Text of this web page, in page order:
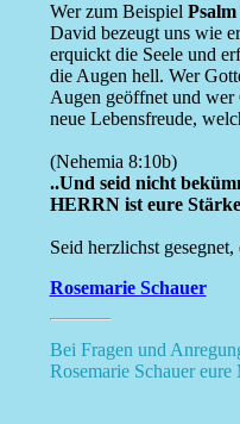
Wer zum Beispiel Psalm
David bezeugt uns wie
erquickt die Seele und
die Augen hell. Wer
Augen geöffnet und wer
neue Lebensfreude,
(Nehemia 8:10b)
..Und seid nicht
HERRN ist eure
Seid herzlichst gesegnet,
Rosemarie Schauer
Bei Fragen und
Rosemarie Schauer